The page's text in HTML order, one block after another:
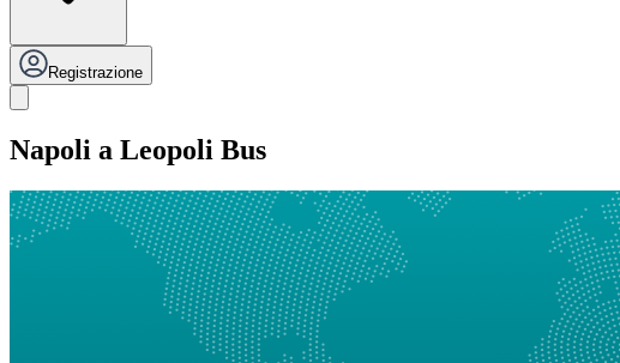
Registrazione
Napoli a Leopoli Bus